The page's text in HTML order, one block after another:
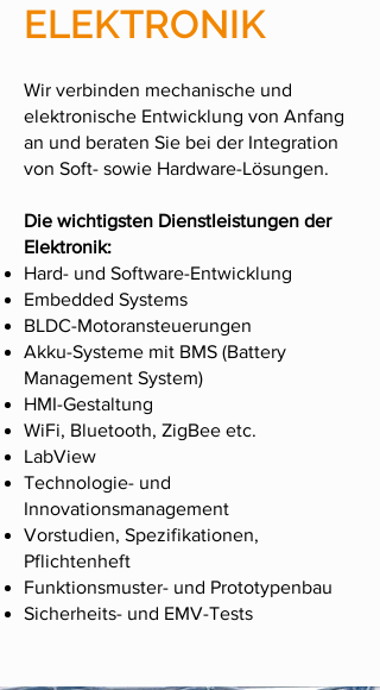
ELEKTRONIK
Wir verbinden mechanische und
elektronische Entwicklung von Anfang
an und beraten Sie bei der Integration
von Soft- sowie Hardware-Lösungen.
Die wichtigsten Dienstleistungen der
Elektronik:
Hard- und Software-Entwicklung
Embedded Systems
BLDC-Motoransteuerungen
Akku-Systeme mit BMS (Battery
Management System)
HMI-Gestaltung
WiFi, Bluetooth, ZigBee etc.
LabView
Technologie- und
Innovationsmanagement
Vorstudien, Spezifikationen,
Pflichtenheft
Funktionsmuster- und Prototypenbau
Sicherheits- und EMV-Tests